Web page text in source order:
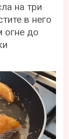
на три
в него
огне до